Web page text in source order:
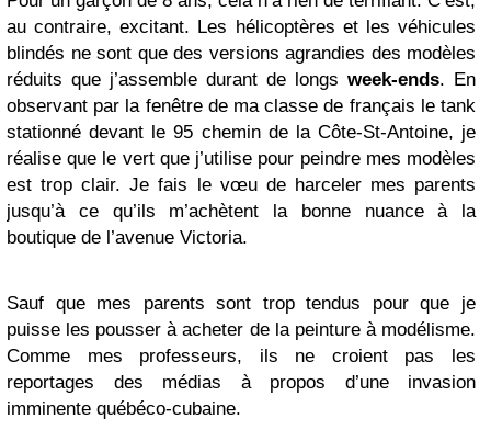
au contraire, excitant. Les hélicoptères et les véhicules
blindés ne sont que des versions agrandies des modèles
réduits que j’assemble durant de longs week-ends. En
observant par la fenêtre de ma classe de français le tank
stationné devant le 95 chemin de la Côte-St-Antoine, je
réalise que le vert que j’utilise pour peindre mes modèles
est trop clair. Je fais le vœu de harceler mes parents
jusqu’à ce qu’ils m’achètent la bonne nuance à la
boutique de l’avenue Victoria.
Sauf que mes parents sont trop tendus pour que je
puisse les pousser à acheter de la peinture à modélisme.
Comme mes professeurs, ils ne croient pas les
reportages des médias à propos d’une invasion
imminente québéco-cubaine.